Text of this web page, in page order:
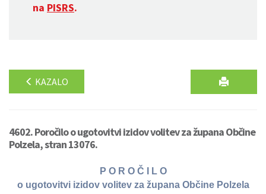
na PISRS.
KAZALO
4602. Poročilo o ugotovitvi izidov volitev za župana Občine
Polzela, stran 13076.
P O R O Č I L O
o ugotovitvi izidov volitev za župana Občine Polzela